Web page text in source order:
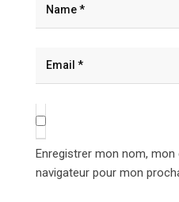
Enregistrer mon nom,
navigateur pour mon